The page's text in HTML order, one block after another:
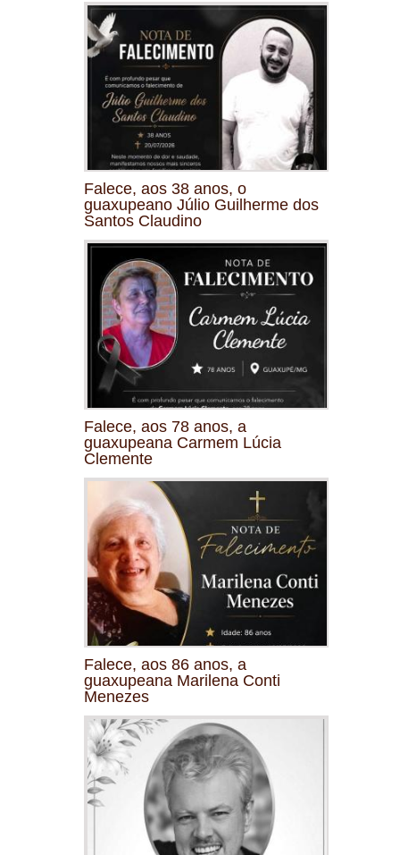
Falece, aos 38 anos, o
guaxupeano Júlio Guilherme dos
Santos Claudino
Falece, aos 78 anos, a
guaxupeana Carmem Lúcia
Clemente
Falece, aos 86 anos, a
guaxupeana Marilena Conti
Menezes